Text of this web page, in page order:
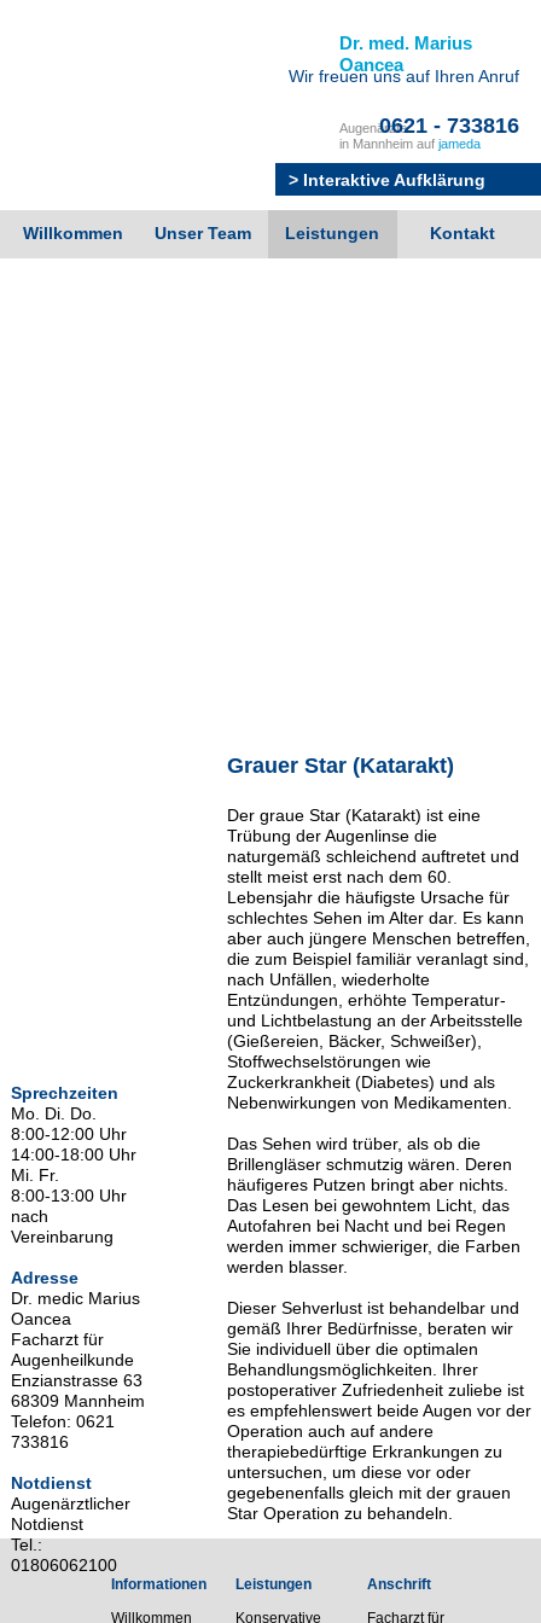
Dr. med. Marius
Oancea
Augenärzte
in Mannheim auf jameda
Willkommen Unser Team Leistungen Kontakt
Wir freuen uns auf Ihren Anruf
> Interaktive Aufklärung
0621 - 733816
Grauer Star (Katarakt)
Der graue Star (Katarakt) ist eine
Trübung der Augenlinse die
naturgemäß schleichend auftretet und
stellt meist erst nach dem 60.
Lebensjahr die häufigste Ursache für
schlechtes Sehen im Alter dar. Es kann
aber auch jüngere Menschen betreffen,
die zum Beispiel familiär veranlagt sind,
nach Unfällen, wiederholte
Entzündungen, erhöhte Temperatur-
und Lichtbelastung an der Arbeitsstelle
(Gießereien, Bäcker, Schweißer),
Stoffwechselstörungen wie
Zuckerkrankheit (Diabetes) und als
Nebenwirkungen von Medikamenten.
Das Sehen wird trüber, als ob die
Brillengläser schmutzig wären. Deren
häufigeres Putzen bringt aber nichts.
Das Lesen bei gewohntem Licht, das
Autofahren bei Nacht und bei Regen
werden immer schwieriger, die Farben
werden blasser.
Dieser Sehverlust ist behandelbar und
gemäß Ihrer Bedürfnisse, beraten wir
Sie individuell über die optimalen
Behandlungsmöglichkeiten. Ihrer
postoperativer Zufriedenheit zuliebe ist
es empfehlenswert beide Augen vor der
Operation auch auf andere
therapiebedürftige Erkrankungen zu
untersuchen, um diese vor oder
gegebenenfalls gleich mit der grauen
Star Operation zu behandeln.
Sprechzeiten
Mo. Di. Do.
8:00-12:00 Uhr
14:00-18:00 Uhr
Mi. Fr.
8:00-13:00 Uhr
nach
Vereinbarung
Adresse
Dr. medic Marius
Oancea
Facharzt für
Augenheilkunde
Enzianstrasse 63
68309 Mannheim
Telefon: 0621
733816
Notdienst
Augenärztlicher
Notdienst
Tel.:
01806062100
Informationen
Willkommen
Leistungen
Konservative
Anschrift
Facharzt für